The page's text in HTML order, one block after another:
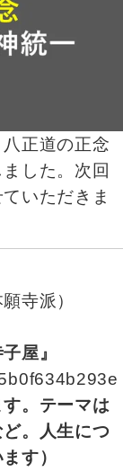
正道の正念
した。次回
いただきま
寺派）
屋』
。テーマは
ど。人生につ
す）